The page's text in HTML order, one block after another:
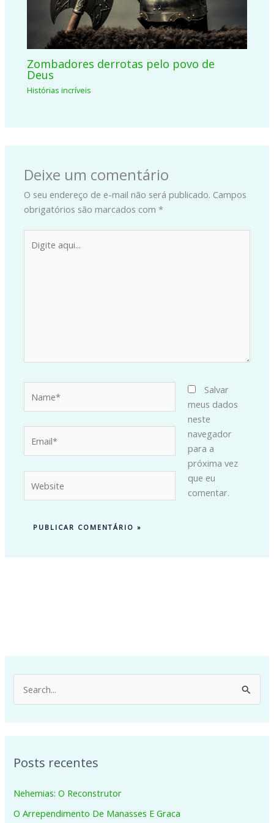
Zombadores derrotas pelo povo de
Deus
Histórias incríveis
Deixe um comentário
O seu endereço de e-mail não será publicado. Campos
obrigatórios são marcados com*
aqui...
Salvar
meus dados
neste
navegador
para a
próxima vez
que eu
comentar.
u
s
a
Posts recentes
Nehemias: O Reconstrutor
O Arrependimento De Manasses E Graca